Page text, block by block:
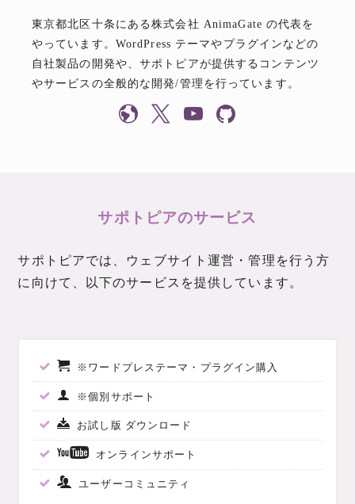
東京都北区十条にある株式会社 AnimaGate の代表を
やっています。WordPress テーマやプラグインなどの
自社製品の開発や、サポトピアが提供するコンテンツ
やサービスの全般的な開発/管理を行っています。
サポトピアのサービス
サポトピアでは、ウェブサイト運営・管理を行う方
に向けて、以下のサービスを提供しています。
※ワードプレステーマ・プラグイン購入
※個別サポート
お試し版 ダウンロード
オンラインサポート
ユーザーコミュニティ